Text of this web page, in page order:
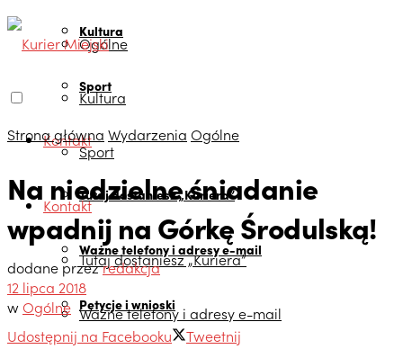
Kultura
Sport
Kontakt
Tutaj dostaniesz „Kuriera”
Ważne telefony i adresy e-mail
Petycje i wnioski
Ogólne
Kultura
Sport
Kontakt
Tutaj dostaniesz „Kuriera”
Ważne telefony i adresy e-mail
Strona główna Wydarzenia Ogólne
Na niedzielne śniadanie
wpadnij na Górkę Środulską!
dodane przezredakcja
12 lipca 2018
wOgólne
Udostępnij na Facebooku
Tweetnij